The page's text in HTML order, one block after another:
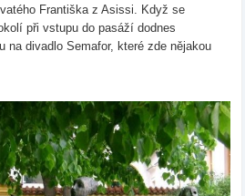
Františka z Asissi. Když se
při vstupu do pasáží dodnes
na divadlo Semafor, které zde nějakou